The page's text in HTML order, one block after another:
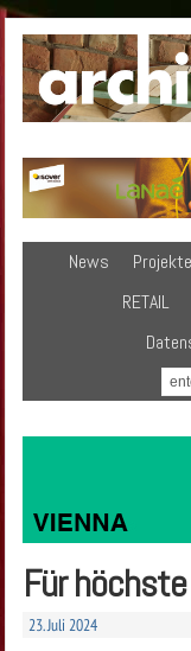
News Projekte
RETAIL
Für
23. Juli 2024